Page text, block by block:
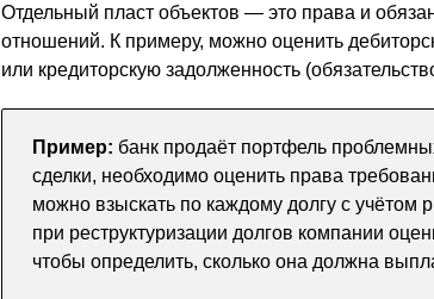
Отдельный пласт объектов — это права и
отношений. К примеру, можно оценить
или кредиторскую задолженность
Пример: банк продаёт портфель
сделки, необходимо оценить права
можно взыскать по каждому долгу с учётом
при реструктуризации долгов компании
чтобы определить, сколько она должна